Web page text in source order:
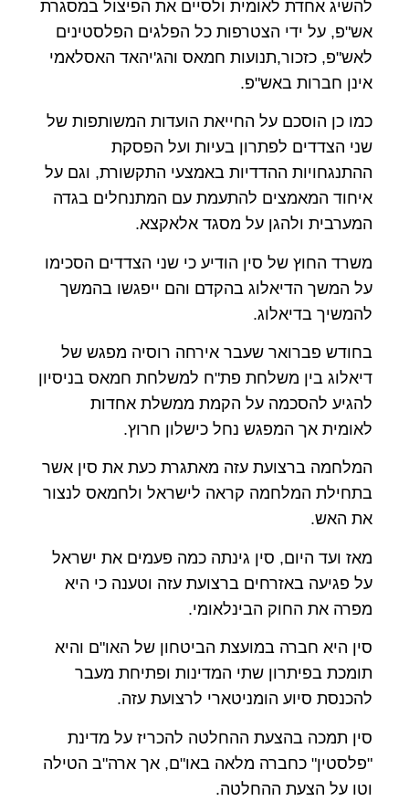
להשיג אחדת לאומית ולסיים את הפיצול במסגרת
אש"פ, על ידי הצטרפות כל הפלגים הפלסטינים
לאש"פ, כזכור,תנועות חמאס והג'יהאד האסלאמי
אינן חברות באש"פ.
כמו כן הוסכם על החייאת הועדות המשותפות של
שני הצדדים לפתרון בעיות ועל הפסקת
ההתנגחויות ההדדיות באמצעי התקשורת, וגם על
איחוד המאמצים להתעמת עם המתנחלים בגדה
המערבית ולהגן על מסגד אלאקצא.
משרד החוץ של סין הודיע כי שני הצדדים הסכימו
על המשך הדיאלוג בהקדם והם ייפגשו בהמשך
להמשיך בדיאלוג.
בחודש פברואר שעבר אירחה רוסיה מפגש של
דיאלוג בין משלחת פת"ח למשלחת חמאס בניסיון
להגיע להסכמה על הקמת ממשלת אחדות
לאומית אך המפגש נחל כישלון חרוץ.
המלחמה ברצועת עזה מאתגרת כעת את סין אשר
בתחילת המלחמה קראה לישראל ולחמאס לנצור
את האש.
מאז ועד היום, סין גינתה כמה פעמים את ישראל
על פגיעה באזרחים ברצועת עזה וטענה כי היא
מפרה את החוק הבינלאומי.
סין היא חברה במועצת הביטחון של האו"ם והיא
תומכת בפיתרון שתי המדינות ופתיחת מעבר
להכנסת סיוע הומניטארי לרצועת עזה.
סין תמכה בהצעת ההחלטה להכריז על מדינת
"פלסטין" כחברה מלאה באו"ם, אך ארה"ב הטילה
וטו על הצעת ההחלטה.